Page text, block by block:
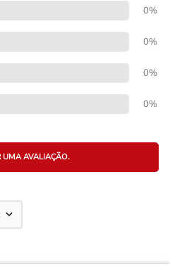
0%
0%
0%
0%
UMA AVALIAÇÃO.